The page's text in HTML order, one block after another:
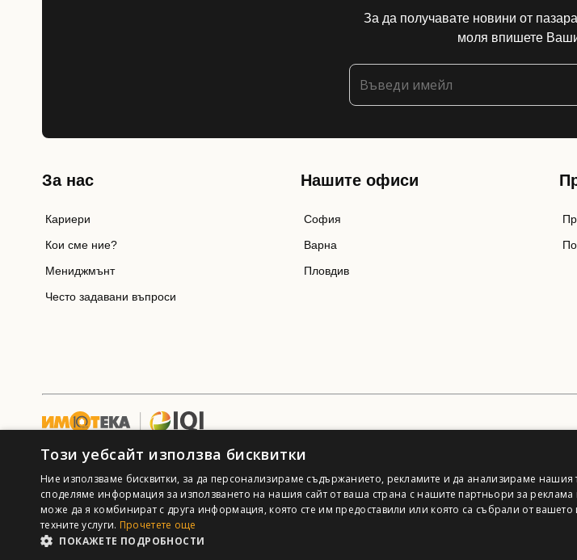
За да получавате новини от
моля впишете
За нас
Кариери
Кои сме ние?
Мениджмънт
Често задавани въпроси
Нашите офиси
София
Варна
Пловдив
Този уебсайт използва бисквитки
Ние използваме бисквитки, за да персонализираме съдържанието, рекламите и да анализираме нашия
споделяме информация за използването на нашия сайт от ваша страна с нашите партньори за реклама
може да я комбинират с друга информация, която сте им предоставили или която са събрали от вашето
техните услуги. Прочетете още
ПОКАЖЕТЕ ПОДРОБНОСТИ